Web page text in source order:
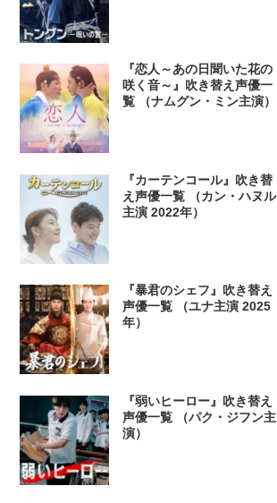
『恋人～あの日聞いた花の
咲く音～』吹き替え声優一
覧 （ナムグン・ミン主演）
『カーテンコール』吹き替
え声優一覧 （カン・ハヌル
主演 2022年）
『暴君のシェフ』吹き替え
声優一覧 （ユナ主演 2025
年）
『弱いヒーロー』吹き替え
声優一覧 （パク・ジフン主
演）